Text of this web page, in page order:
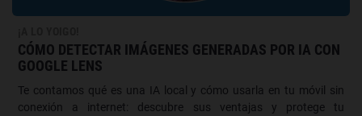
CÓMO DETECTAR IMÁGENES GENERADAS POR IA CON
GOOGLE LENS
Te contamos qué es una IA local y cómo usarla en tu móvil sin
conexión a internet: descubre sus ventajas y protege tu